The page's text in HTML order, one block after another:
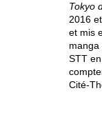
Tokyo
2016
et mis
manga
STT
Cité-